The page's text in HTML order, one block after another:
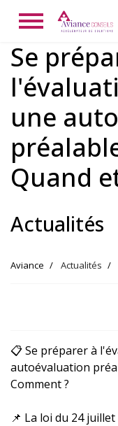
Actualités
Se
une
Quand
Aviance Actualités
📋 Se préparer à
autoévaluation
Comment ?
📌 La loi du 24